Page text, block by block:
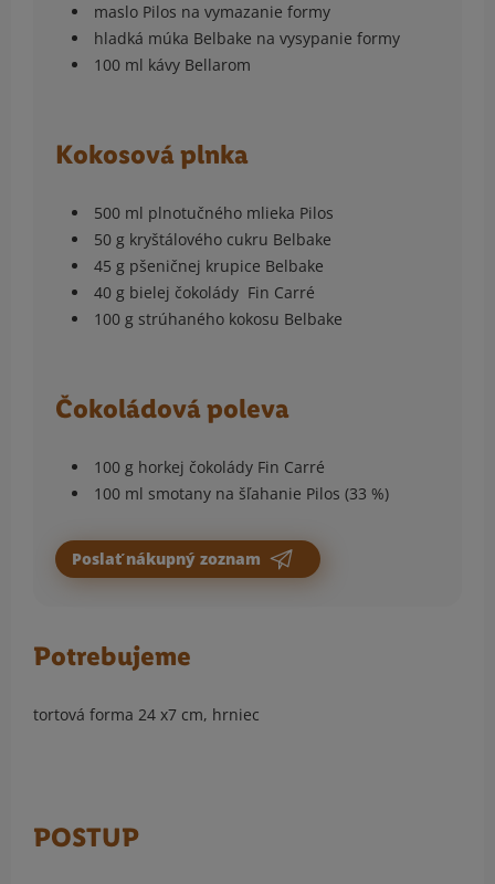
maslo Pilos na vymazanie formy
hladká múka Belbake na vysypanie formy
100 ml kávy Bellarom
Kokosová plnka
500 ml plnotučného mlieka Pilos
50 g kryštálového cukru Belbake
45 g pšeničnej krupice Belbake
40 g bielej čokolády Fin Carré
100 g strúhaného kokosu Belbake
Čokoládová poleva
100 g horkej čokolády Fin Carré
100 ml smotany na šľahanie Pilos (33 %)
Poslať nákupný zoznam
Potrebujeme
tortová forma 24 x7 cm, hrniec
POSTUP